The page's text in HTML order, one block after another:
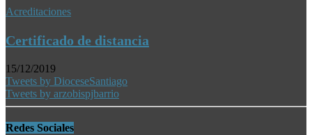
Acreditaciones
Certificado de distancia
15/12/2019
Tweets by DioceseSantiago
Tweets by arzobispjbarrio
Redes Sociales